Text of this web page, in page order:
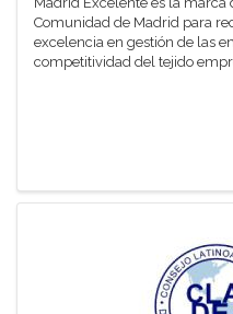
Comunidad de Madrid para
excelencia en gestión de las
competitividad del tejido